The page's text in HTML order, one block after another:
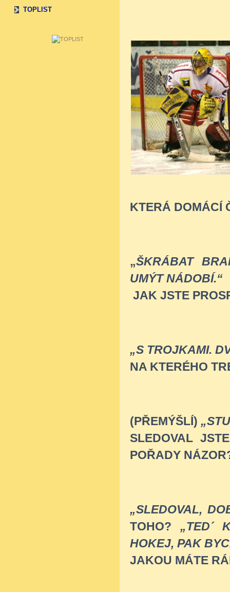
TOPLIST
KTERÁ DOMÁCÍ
„ŠKRÁBAT
UMÝT NÁDOBÍ.“
JAK JSTE
„S TROJKAMI.
NA KTERÉHO
(PŘEMÝŠLÍ)
SLEDOVAL
POŘADY
„SLEDOVAL,
TOHO? „TED´
HOKEJ, PAK
JAKOU MÁTE